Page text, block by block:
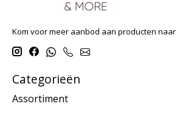
Kom voor meer aanbod aan producten
Categorieën
Assortiment